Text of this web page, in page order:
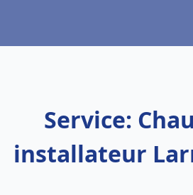
Service:
installateur